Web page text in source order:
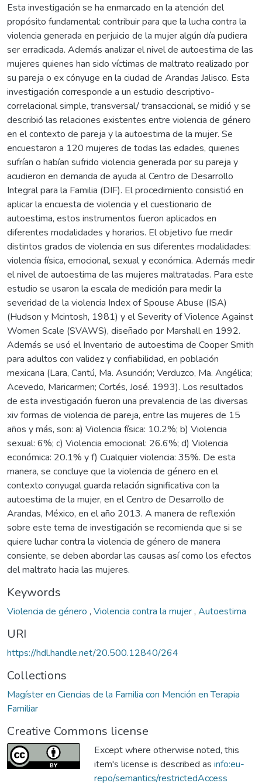
Esta investigación se ha enmarcado en la atención del
propósito fundamental: contribuir para que la lucha contra la
violencia generada en perjuicio de la mujer algún día pudiera
ser erradicada. Además analizar el nivel de autoestima de las
mujeres quienes han sido víctimas de maltrato realizado por
su pareja o ex cónyuge en la ciudad de Arandas Jalisco. Esta
investigación corresponde a un estudio descriptivo-
correlacional simple, transversal/ transaccional, se midió y se
describió las relaciones existentes entre violencia de género
en el contexto de pareja y la autoestima de la mujer. Se
encuestaron a 120 mujeres de todas las edades, quienes
sufrían o habían sufrido violencia generada por su pareja y
acudieron en demanda de ayuda al Centro de Desarrollo
Integral para la Familia (DIF). El procedimiento consistió en
aplicar la encuesta de violencia y el cuestionario de
autoestima, estos instrumentos fueron aplicados en
diferentes modalidades y horarios. El objetivo fue medir
distintos grados de violencia en sus diferentes modalidades:
violencia física, emocional, sexual y económica. Además medir
el nivel de autoestima de las mujeres maltratadas. Para este
estudio se usaron la escala de medición para medir la
severidad de la violencia Index of Spouse Abuse (ISA)
(Hudson y Mcintosh, 1981) y el Severity of Violence Against
Women Scale (SVAWS), diseñado por Marshall en 1992.
Además se usó el Inventario de autoestima de Cooper Smith
para adultos con validez y confiabilidad, en población
mexicana (Lara, Cantú, Ma. Asunción; Verduzco, Ma. Angélica;
Acevedo, Maricarmen; Cortés, José. 1993). Los resultados
de esta investigación fueron una prevalencia de las diversas
xiv formas de violencia de pareja, entre las mujeres de 15
años y más, son: a) Violencia física: 10.2%; b) Violencia
sexual: 6%; c) Violencia emocional: 26.6%; d) Violencia
económica: 20.1% y f) Cualquier violencia: 35%. De esta
manera, se concluye que la violencia de género en el
contexto conyugal guarda relación significativa con la
autoestima de la mujer, en el Centro de Desarrollo de
Arandas, México, en el año 2013. A manera de reflexión
sobre este tema de investigación se recomienda que si se
quiere luchar contra la violencia de género de manera
consiente, se deben abordar las causas así como los efectos
del maltrato hacia las mujeres.
Keywords
Violencia de género , Violencia contra la mujer, Autoestima
URI
https://hdl.handle.net/20.500.12840/264
Collections
Magíster en Ciencias de la Familia con Mención en Terapia
Familiar
Creative Commons license
Except where otherwise noted, this
item's license is described as info:eu-
repo/semantics/restrictedAccess